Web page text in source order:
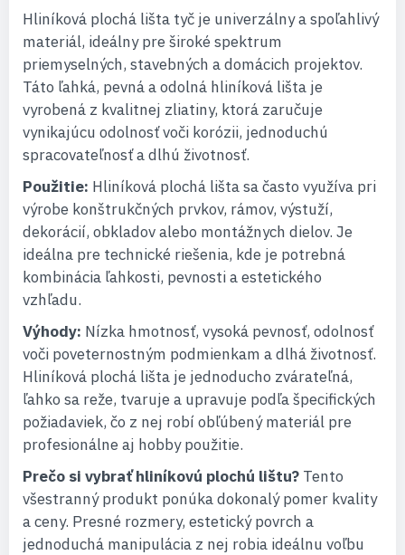
Hliníková plochá lišta tyč je univerzálny a spoľahlivý
materiál, ideálny pre široké spektrum
priemyselných, stavebných a domácich projektov.
Táto ľahká, pevná a odolná hliníková lišta je
vyrobená z kvalitnej zliatiny, ktorá zaručuje
vynikajúcu odolnosť voči korózii, jednoduchú
spracovateľnosť a dlhú životnosť.
Použitie: Hliníková plochá lišta sa často využíva pri
výrobe konštrukčných prvkov, rámov, výstuží,
dekorácií, obkladov alebo montážnych dielov. Je
ideálna pre technické riešenia, kde je potrebná
kombinácia ľahkosti, pevnosti a estetického
vzhľadu.
Výhody: Nízka hmotnosť, vysoká pevnosť, odolnosť
voči poveternostným podmienkam a dlhá životnosť.
Hliníková plochá lišta je jednoducho zvárateľná,
ľahko sa reže, tvaruje a upravuje podľa špecifických
požiadaviek, čo z nej robí obľúbený materiál pre
profesionálne aj hobby použitie.
Prečo si vybrať hliníkovú plochú lištu? Tento
všestranný produkt ponúka dokonalý pomer kvality
a ceny. Presné rozmery, estetický povrch a
jednoduchá manipulácia z nej robia ideálnu voľbu